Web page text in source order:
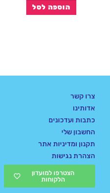
הוספה לסל
צרו קשר
אדותינו
כתבות ועדכונים
החשבון שלי
תקנון ומדיניות אתר
הצהרת נגישות
הצטרפו למועדון
הלקוחות